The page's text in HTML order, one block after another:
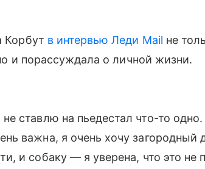
Корбут в интервью Леди Mail не
и порассуждала о личной жизни.
не ставлю на пьедестал что-то
важна, я очень хочу загородный
и собаку — я уверена, что это